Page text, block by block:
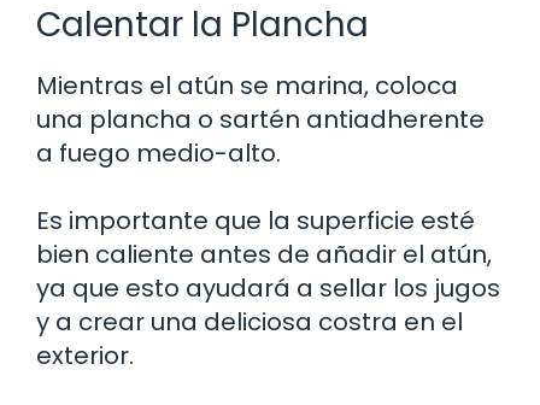
Calentar la Plancha
Mientras el atún se marina, coloca
una plancha o sartén antiadherente
a fuego medio-alto.
Es importante que la superficie esté
bien caliente antes de añadir el atún,
ya que esto ayudará a sellar los jugos
y a crear una deliciosa costra en el
exterior.